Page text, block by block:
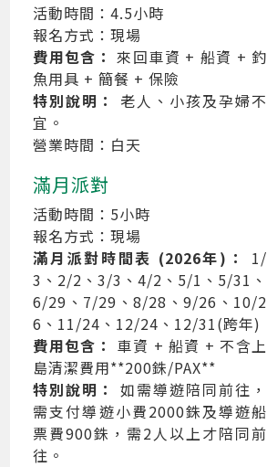
活動時間：4.5小時
報名方式：現場
費用包含： 來回車資 + 船資 + 釣
魚用具 + 簡餐 + 保險
特別說明：
老人、小孩及孕婦不
宜。
營業時間：白天
滿月派對
活動時間：5小時
報名方式：現場
滿月派對時間表 (2026年)：
1/
3、2/2 、3/3 、4/2 、 5/1 、 5/31 、
6/29 、7/29、8/28 、9/26 、 10/2
6 、 11/24 、 12/24 、 12/31(跨年)
費用包含： 車資 + 船資 + 不含上
島清潔費用**200銖/PAX**
特別說明：
如需導遊陪同前往，
需支付導遊小費2000銖及導遊船
票費900銖，需2人以上才陪同前
往。